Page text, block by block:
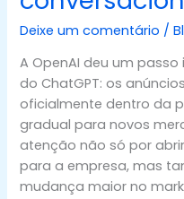
Deixe um comentário /
A OpenAI deu um
do ChatGPT: os
oficialmente dentro da
gradual para novos
atenção não só por
para a empresa, mas
mudança maior no
o
isso
sinaliza
para
o
futuro
da
publicidade